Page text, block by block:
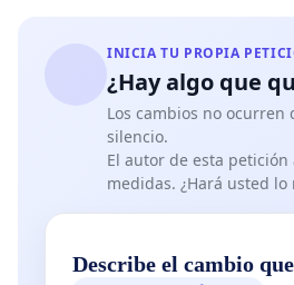
INICIA TU PROPIA
¿Hay algo que
Los cambios no ocurren
silencio.
El autor de esta petición
medidas. ¿Hará usted lo
Describe el cambio